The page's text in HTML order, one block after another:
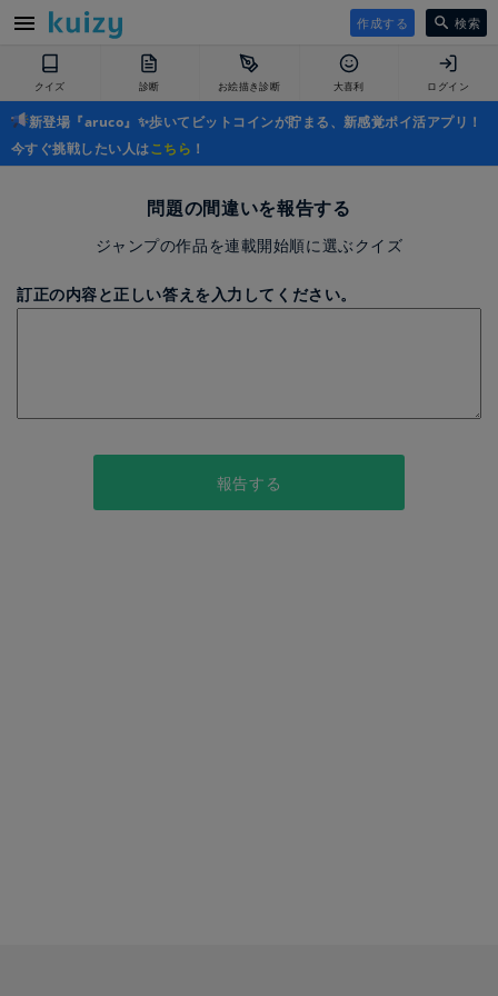
作成する 検索
クイズ 診断 お絵描き診断 大喜利 ログイン
新登場『aruco』✨歩いてビットコインが貯まる、新感覚ポイ活アプリ！
今すぐ挑戦したい人はこちら ！
問題の間違いを報告する
ジャンプの作品を連載開始順に選ぶクイズ
訂正の内容と正しい答えを入力してください。
報告する